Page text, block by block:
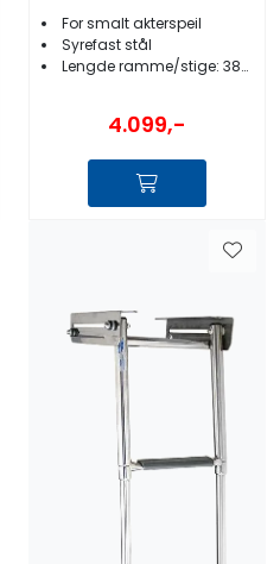
For smalt akterspeil
Syrefast stål
Lengde ramme/stige: 385/495 mm
4.099,-